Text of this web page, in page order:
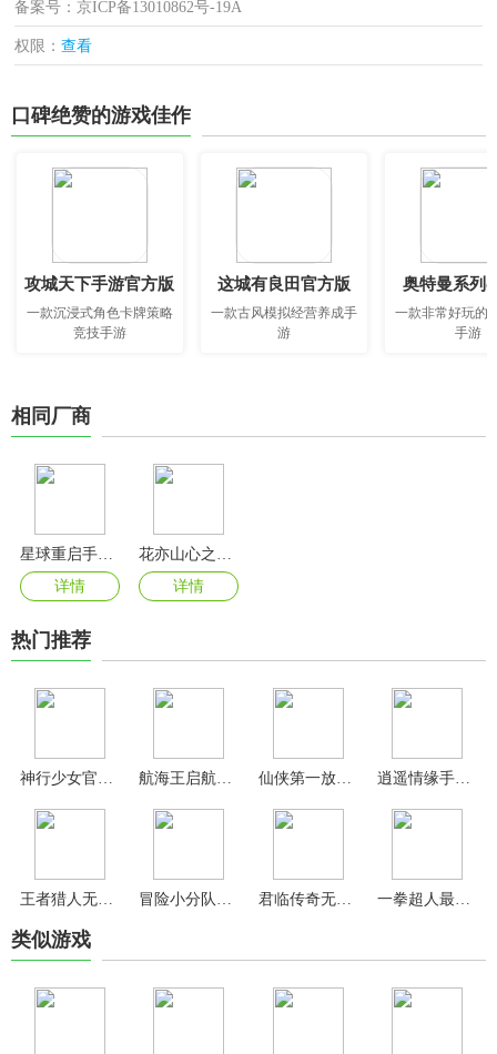
备案号：京ICP备13010862号-19A
权限：查看
口碑绝赞的游戏佳作
攻城天下手游官方版
一款沉浸式角色卡牌策略
竞技手游
这城有良田官方版
一款古风模拟经营养成手
游
奥特曼系列
一款非常好玩的
手游
相同厂商
星球重启手游官方版
详情
详情
热门推荐
仙侠第一放置手游
王者猎人无限充值版 君临传奇无限钻石版
类似游戏